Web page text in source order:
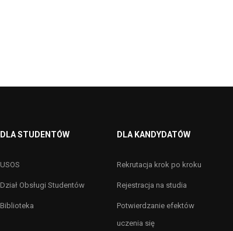
DLA STUDENTÓW
USOS
Dział Obsługi Studentów
Biblioteka
DLA KANDYDATÓW
Rekrutacja krok po kroku
Rejestracja na studia
Potwierdzanie efektów
uczenia się